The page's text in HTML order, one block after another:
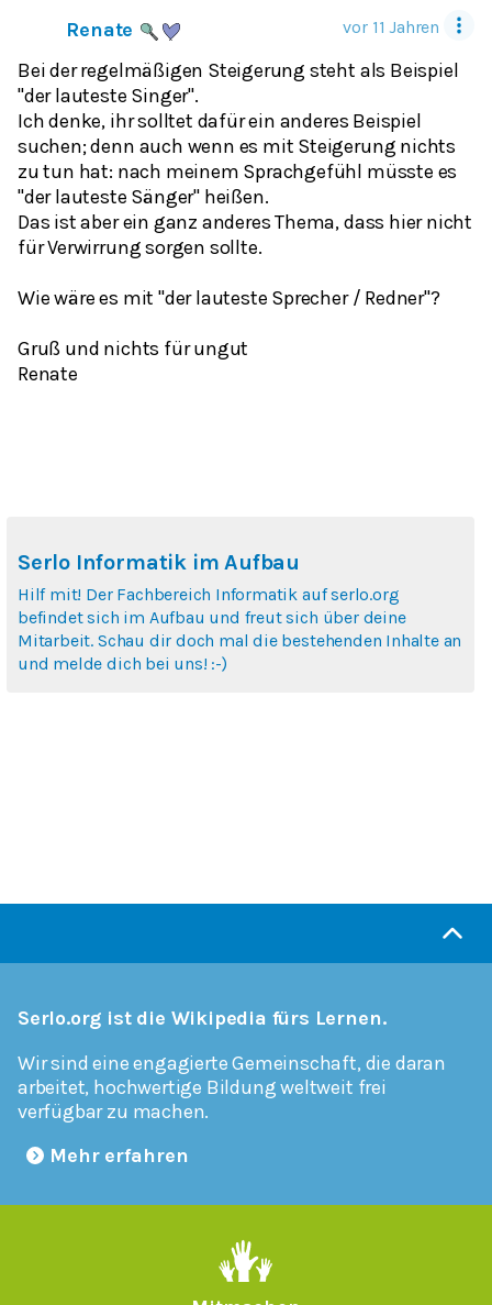
Renate vor 11 Jahren
Bei der regelmäßigen Steigerung steht als Beispiel
"der lauteste Singer".
Ich denke, ihr solltet dafür ein anderes Beispiel
suchen; denn auch wenn es mit Steigerung nichts
zu tun hat: nach meinem Sprachgefühl müsste es
"der lauteste Sänger" heißen.
Das ist aber ein ganz anderes Thema, dass hier nicht
für Verwirrung sorgen sollte.
Wie wäre es mit "der lauteste Sprecher / Redner"?
Gruß und nichts für ungut
Renate
Serlo Informatik im Aufbau
Hilf mit! Der Fachbereich Informatik auf serlo.org
befindet sich im Aufbau und freut sich über deine
Mitarbeit. Schau dir doch mal die bestehenden Inhalte an
und melde dich bei uns! :-)
Serlo.org ist die Wikipedia fürs Lernen.
Wir sind eine engagierte Gemeinschaft, die daran
arbeitet, hochwertige Bildung weltweit frei
verfügbar zu machen.
Mehr erfahren